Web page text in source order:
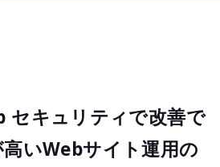
キュリティで改善で
いWebサイト運用の